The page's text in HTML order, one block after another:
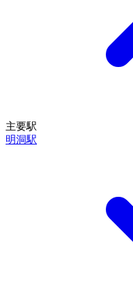
主要駅
明洞駅